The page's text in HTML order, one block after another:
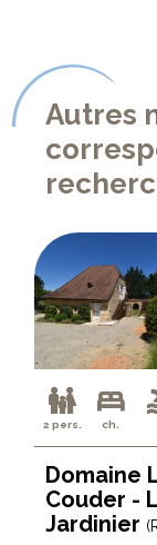
Autres
2 pers. ch.
Domaine
Couder -
Jardinier